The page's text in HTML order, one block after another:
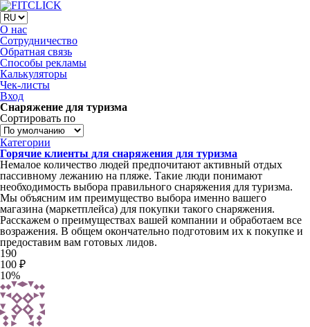
О нас
Сотрудничество
Обратная связь
Способы рекламы
Калькуляторы
Чек-листы
Вход
Снаряжение для туризма
Сортировать по
Категории
Горячие клиенты для снаряжения для туризма
Немалое количество людей предпочитают активный отдых
пассивному лежанию на пляже. Такие люди понимают
необходимость выбора правильного снаряжения для туризма.
Мы объясним им преимущество выбора именно вашего
магазина (маркетплейса) для покупки такого снаряжения.
Расскажем о преимуществах вашей компании и обработаем все
возражения. В общем окончательно подготовим их к покупке и
предоставим вам готовых лидов.
190
100 ₽
10%